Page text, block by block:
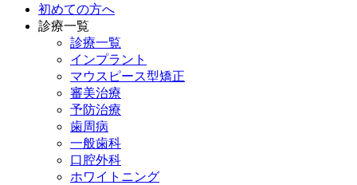
初めての方へ
診療一覧
診療一覧
インプラント
マウスピース型矯正
審美治療
予防治療
歯周病
一般歯科
口腔外科
ホワイトニング